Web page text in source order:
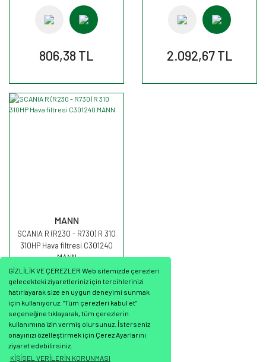
GİZLİLİK VE ÇEREZLER Web sitemizde çerezleri
gelecekteki ziyaretleriniz için tercihlerinizi
hatırlayarak size en uygun deneyimi sunmak
için kullanıyoruz. “Tüm çerezleri kabul et”
seçeneğine tıklayarak, tüm çerezlerin
kullanımına izin vermiş olursunuz. İsterseniz
onayınızı özelleştirmek için Çerez Ayarlarını
ziyaret edebilirsiniz.
KİŞİSEL VERİLERİN KORUNMASI
806,38 TL 2.092,67 TL
MANN
SCANIA R (R230 - R730) R 310
310HP Hava filtresi C301240
MANN
2.092,67 TL